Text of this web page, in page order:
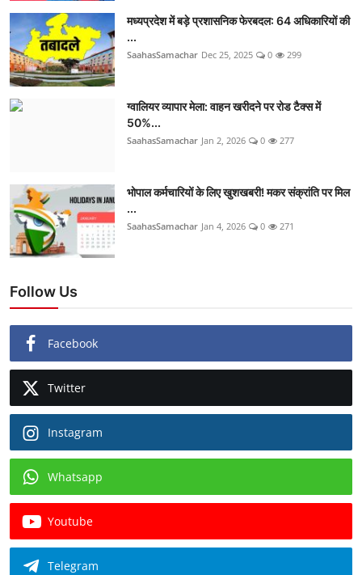
मध्यप्रदेश में बड़े प्रशासनिक फेरबदल: 64 अधिकारियों की
...
SaahasSamachar Dec 25, 2025 0 299
ग्वालियर व्यापार मेला: वाहन खरीदने पर रोड टैक्स में
50%...
SaahasSamachar Jan 2, 2026 0 277
भोपाल कर्मचारियों के लिए खुशखबरी! मकर संक्रांति पर मिल
...
SaahasSamachar Jan 4, 2026 0 271
Follow Us
Facebook
Twitter
Instagram
Whatsapp
Youtube
Telegram